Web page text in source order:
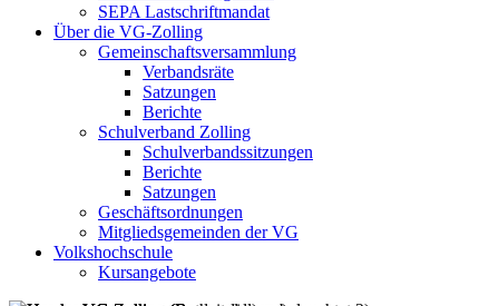
SEPA Lastschriftmandat
Über die VG-Zolling
Gemeinschaftsversammlung
Verbandsräte
Satzungen
Berichte
Schulverband Zolling
Schulverbandssitzungen
Berichte
Satzungen
Geschäftsordnungen
Mitgliedsgemeinden der VG
Volkshochschule
Kursangebote